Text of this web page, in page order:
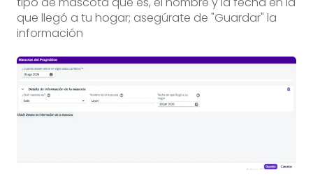
que llegó a tu hogar; asegúrate de "Guardar" la
información